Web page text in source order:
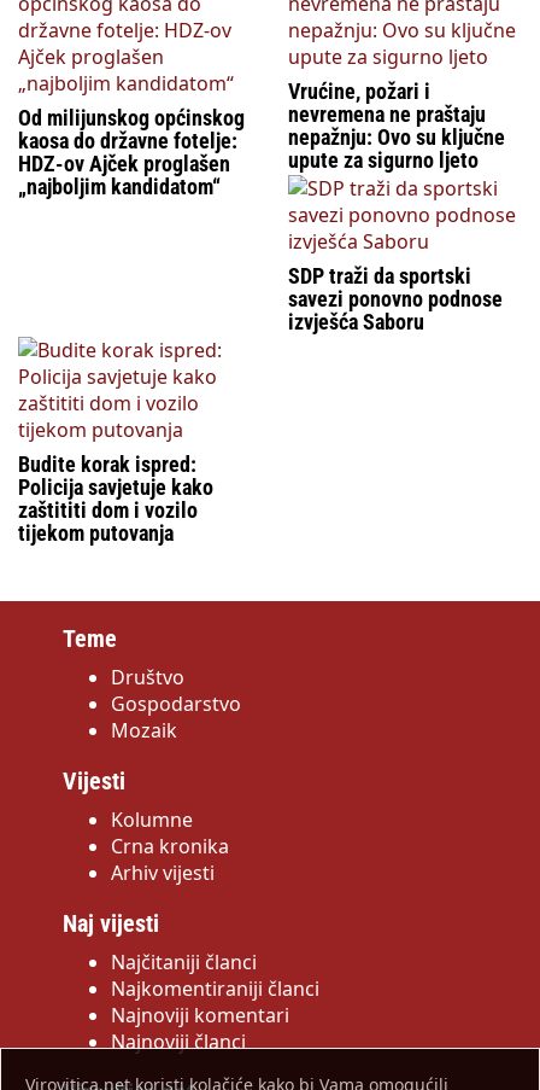
Od milijunskog općinskog
kaosa do državne fotelje:
HDZ-ov Ajček proglašen
„najboljim kandidatom“
Vrućine, požari i
nevremena ne praštaju
nepažnju: Ovo su ključne
upute za sigurno ljeto
SDP traži da sportski
savezi ponovno podnose
izvješća Saboru
Budite korak ispred:
Policija savjetuje kako
zaštititi dom i vozilo
tijekom putovanja
Teme
Društvo
Gospodarstvo
Mozaik
Vijesti
Kolumne
Crna kronika
Arhiv vijesti
Naj vijesti
Najčitaniji članci
Najkomentiraniji članci
Najnoviji komentari
Najnoviji članci
Virovitica.net koristi kolačiće kako bi Vama omogućili